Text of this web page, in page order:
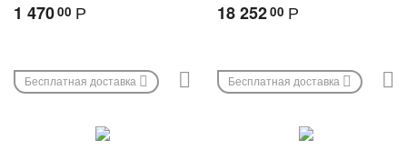
1 47000 Р 18 25200 Р
Бесплатная доставка Бесплатная доставка